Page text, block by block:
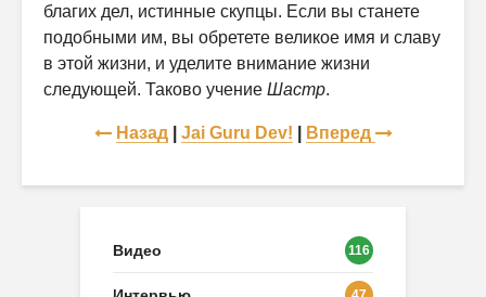
благих дел, истинные скупцы. Если вы станете
подобными им, вы обретете великое имя и славу
в этой жизни, и уделите внимание жизни
следующей. Таково учение Шастр.
Назад| Jai Guru Dev! Вперед
Видео 116